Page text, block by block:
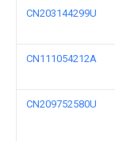
CN203144299U
CN111054212A
CN209752580U